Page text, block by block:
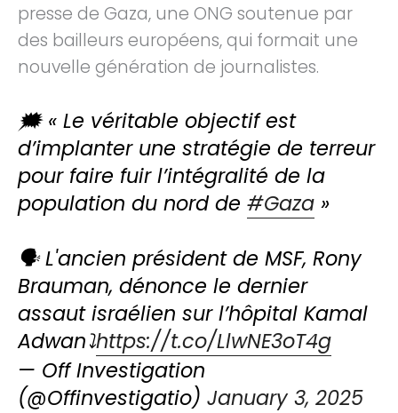
presse de Gaza, une ONG soutenue par
des bailleurs européens, qui formait une
nouvelle génération de journalistes.
🗯️ « Le véritable objectif est
d’implanter une stratégie de terreur
pour faire fuir l’intégralité de la
population du nord de #Gaza »
🗣️ L'ancien président de MSF, Rony
Brauman, dénonce le dernier
assaut israélien sur l’hôpital Kamal
Adwan⤵️https://t.co/LlwNE3oT4g
— Off Investigation
(@Offinvestigatio) January 3, 2025